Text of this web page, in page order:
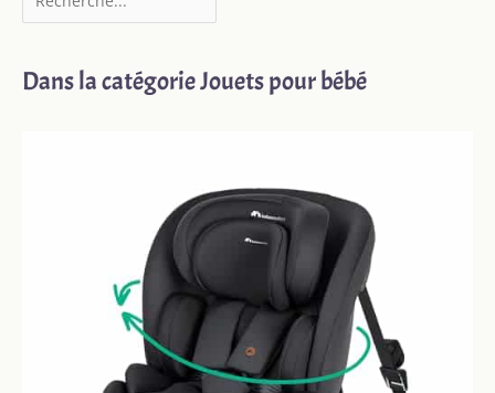
votre caméra de
GHz, garantissant une
connexion stable pour
votre caméra de
babyphone sans fil
Dans la catégorie Jouets pour bébé